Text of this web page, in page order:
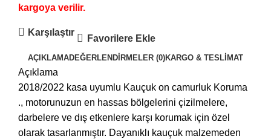
kargoya verilir.
Karşılaştır
Favorilere Ekle
AÇIKLAMADEĞERLENDIRMELER (0)KARGO & TESLIMAT
Açıklama
2018/2022 kasa uyumlu Kauçuk on camurluk Koruma
., motorunuzun en hassas bölgelerini çizilmelere,
darbelere ve dış etkenlere karşı korumak için özel
olarak tasarlanmıştır. Dayanıklı kauçuk malzemeden